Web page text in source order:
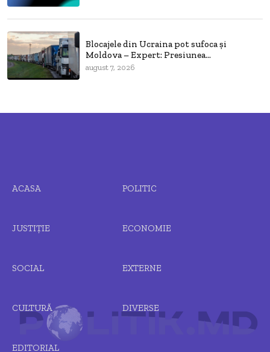
Blocajele din Ucraina pot sufoca și
Moldova – Expert: Presiunea...
august 7, 2026
ACASA POLITIC
JUSTIȚIE ECONOMIE
SOCIAL EXTERNE
CULTURĂ DIVERSE
EDITORIAL